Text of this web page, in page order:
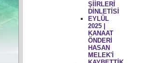
ŞİİRLERİ
DİNLETİSİ
EYLÜL
2025 |
KANAAT
ÖNDERİ
HASAN
MELEK'İ